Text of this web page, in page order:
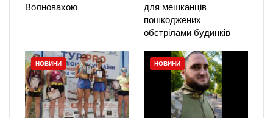
Волновахою
для мешканців
пошкоджених
обстрілами будинків
НОВИНИ НОВИНИ